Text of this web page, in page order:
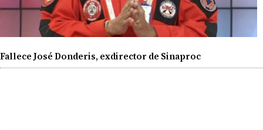
Fallece José Donderis, exdirector de Sinaproc